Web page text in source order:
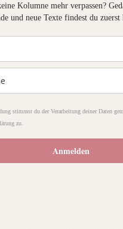
Kolumne mehr verpassen?
und neue Texte findest du zuerst
stimmst du der Verarbeitung deiner Daten
zu.
Anmelden